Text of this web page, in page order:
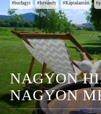
borfagyi Istvándy Káptalantóti
NAGYON
NAGYON